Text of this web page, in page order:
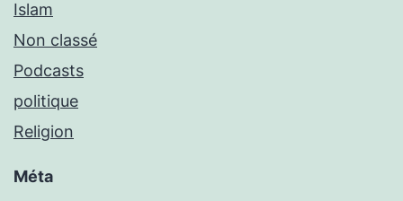
Islam
Non classé
Podcasts
politique
Religion
Méta